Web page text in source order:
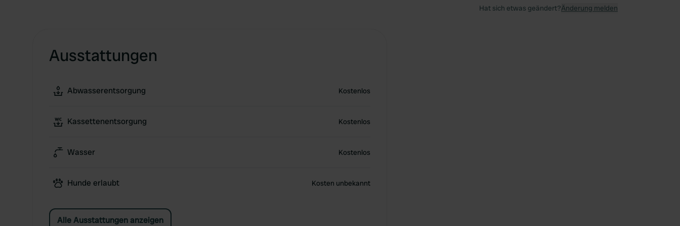
Ausstattungen
Abwasserentsorgung Kostenlos
Kassettenentsorgung Kostenlos
Wasser Kostenlos
Hunde erlaubt Kosten unbekannt
Alle Ausstattungen anzeigen
Hat sich etwas geändert?Änderung melden